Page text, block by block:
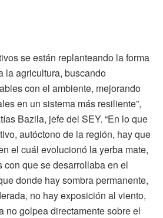
se están replanteando la forma
la agricultura, buscando
con el ambiente, mejorando
en un sistema más resiliente”,
Bazila, jefe del SEY. “En lo que
autóctono de la región, hay que
el cuál evolucionó la yerba mate,
con que se desarrollaba en el
donde hay sombra permanente,
no hay exposición al viento,
no golpea directamente sobre el